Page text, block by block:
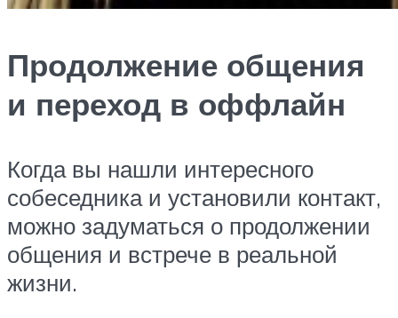
Продолжение общения
и переход в оффлайн
Когда вы нашли интересного
собеседника и установили контакт,
можно задуматься о продолжении
общения и встрече в реальной
жизни.